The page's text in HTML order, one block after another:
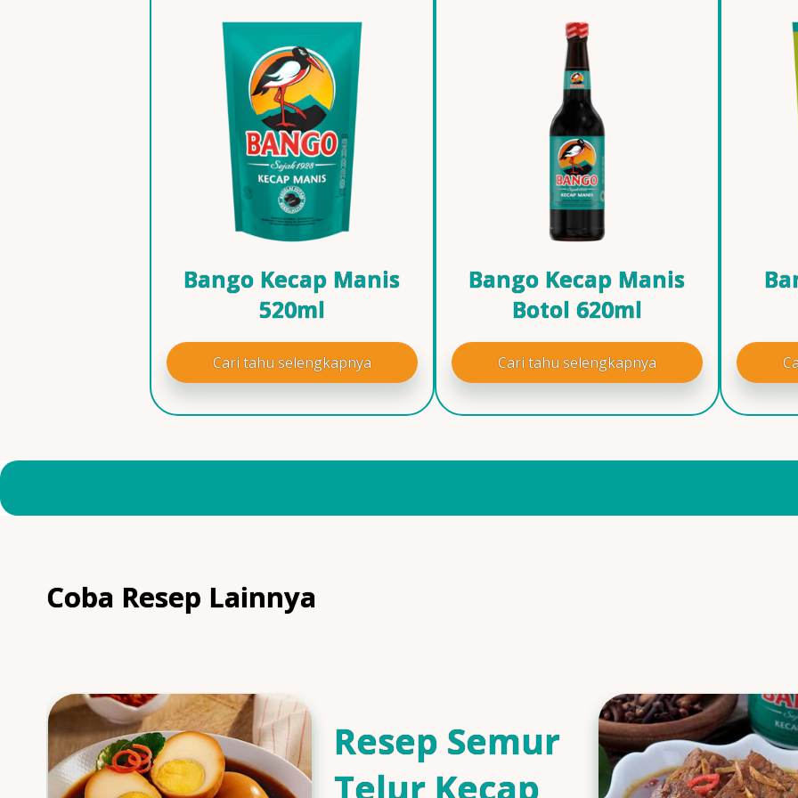
Bango Kecap Manis
520ml
Cari tahu selengkapnya
Bango Kecap Manis
Botol 620ml
Cari tahu selengkapnya
Coba Resep Lainnya
Resep Semur
Telur Kecap